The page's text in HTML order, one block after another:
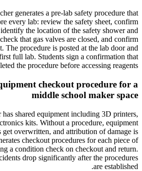
generates a pre-lab safety procedure that
every lab: review the safety sheet, confirm
the location of the safety shower and
that gas valves are closed, and confirm
The procedure is posted at the lab door and
full lab. Students sign a confirmation that
the procedure before accessing reagents.
checkout procedure for a
middle school maker space
has shared equipment including 3D printers,
kits. Without a procedure, equipment
get overwritten, and attribution of damage is
checkout procedures for each piece of
a condition check on checkout and return.
drop significantly after the procedures
are established.